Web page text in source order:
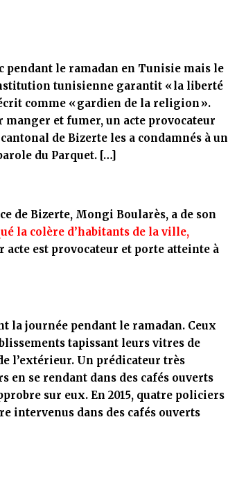
pendant le ramadan en Tunisie mais le
tunisienne garantit « la liberté
comme « gardien de la religion ».
et fumer, un acte provocateur
de Bizerte les a condamnés à un
du Parquet. […]
de Bizerte, Mongi Boularès, a de son
la colère d’habitants de la ville,
acte est provocateur et porte atteinte à
la journée pendant le ramadan. Ceux
tapissant leurs vitres de
l’extérieur. Un prédicateur très
en se rendant dans des cafés ouverts
sur eux. En 2015, quatre policiers
intervenus dans des cafés ouverts